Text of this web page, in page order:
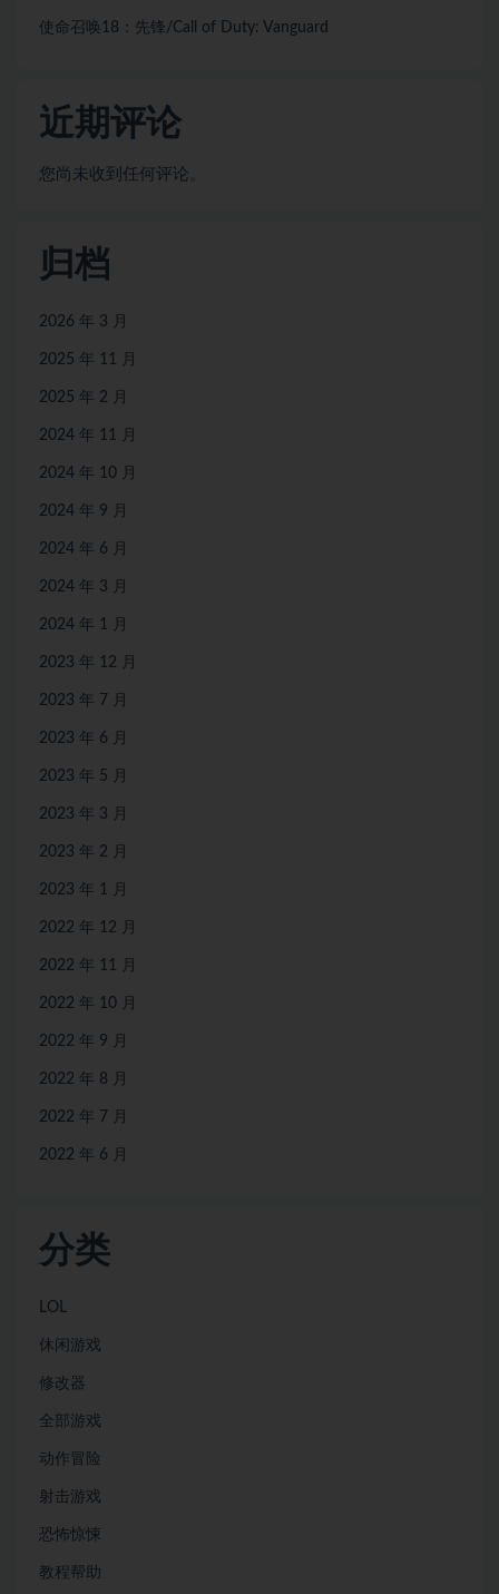
使命召唤18：先锋/Call of Duty: Vanguard
近期评论
您尚未收到任何评论。
归档
2026 年 3 月
2025 年 11 月
2025 年 2 月
2024 年 11 月
2024 年 10 月
2024 年 9 月
2024 年 6 月
2024 年 3 月
2024 年 1 月
2023 年 12 月
2023 年 7 月
2023 年 6 月
2023 年 5 月
2023 年 3 月
2023 年 2 月
2023 年 1 月
2022 年 12 月
2022 年 11 月
2022 年 10 月
2022 年 9 月
2022 年 8 月
2022 年 7 月
2022 年 6 月
分类
LOL
休闲游戏
修改器
全部游戏
动作冒险
射击游戏
恐怖惊悚
教程帮助